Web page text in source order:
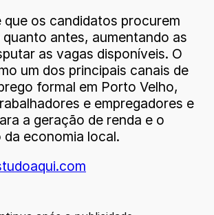
que os candidatos procurem
antes, aumentando as
as vagas disponíveis. O
um dos principais canais de
formal em Porto Velho,
e empregadores e
a geração de renda e o
economia local.